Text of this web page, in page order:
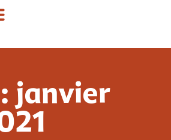
janvier